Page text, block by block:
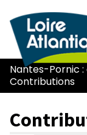
Nantes-Pornic
Contributions